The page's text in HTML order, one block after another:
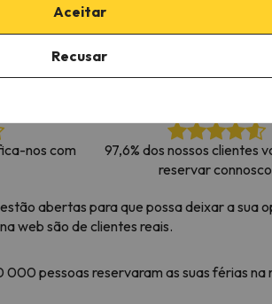
nos com
97,6% dos nossos clientes
reservar
abertas para que possa deixar a sua
na web são de clientes reais.
000 pessoas reservaram as suas férias na
Aceitar
Recusar